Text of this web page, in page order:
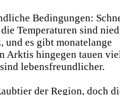
Bedingungen:
Temperaturen sind
und es gibt monatelange
Arktis hingegen tauen
lebensfreundlicher.
der Region, doch